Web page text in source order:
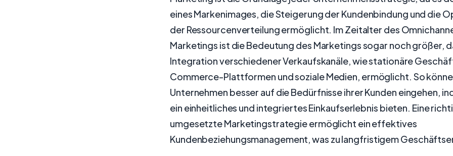
eines Markenimages, die Steigerung der Kundenbindung und die
der Ressourcenverteilung ermöglicht. Im Zeitalter des
Marketings ist die Bedeutung des Marketings sogar noch größer,
Integration verschiedener Verkaufskanäle, wie stationäre
Commerce-Plattformen und soziale Medien, ermöglicht. So
Unternehmen besser auf die Bedürfnisse ihrer Kunden eingehen,
ein einheitliches und integriertes Einkaufserlebnis bieten. Eine
umgesetzte Marketingstrategie ermöglicht ein effektives
Kundenbeziehungsmanagement, was zu langfristigem